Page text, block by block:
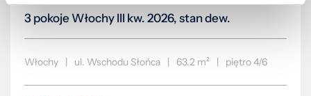
3 pokoje Włochy III kw. 2026, stan dew.
Włochy | ul. Wschodu Słońca | 63.2 m² | piętro 4/6